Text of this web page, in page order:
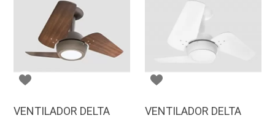
VENTILADOR DELTA
VENTILADOR DELTA